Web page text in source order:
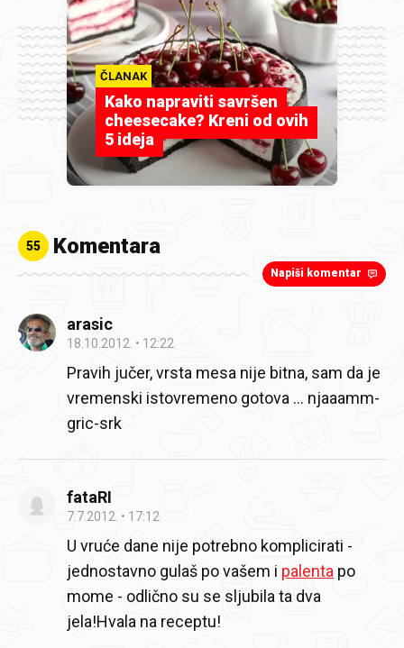
ČLANAK
Kako napraviti savršen
cheesecake? Kreni od ovih
5 ideja
55 Komentara
Napiši komentar
arasic
18.10.2012. 12:22
Pravih jučer, vrsta mesa nije bitna, sam da je
vremenski istovremeno gotova ... njaaamm-
gric-srk
fataRI
7.7.2012. 17:12
U vruće dane nije potrebno komplicirati -
jednostavno gulaš po vašem i palenta po
mome - odlično su se sljubila ta dva
jela!Hvala na receptu!